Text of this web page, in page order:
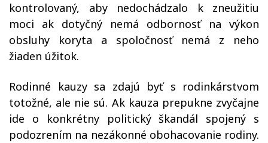
kontrolovaný, aby nedochádzalo k zneužitiu
moci ak dotyčný nemá odbornosť na výkon
obsluhy koryta a spoločnosť nemá z neho
žiaden úžitok.
Rodinné kauzy sa zdajú byť s rodinkárstvom
totožné, ale nie sú. Ak kauza prepukne zvyčajne
ide o konkrétny politický škandál spojený s
podozrením na nezákonné obohacovanie rodiny.